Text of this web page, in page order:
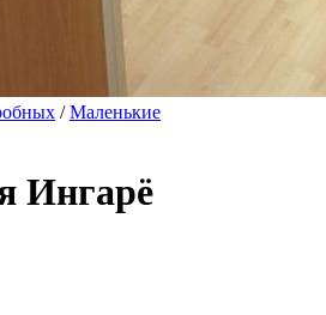
/Маленькие
Ингарё